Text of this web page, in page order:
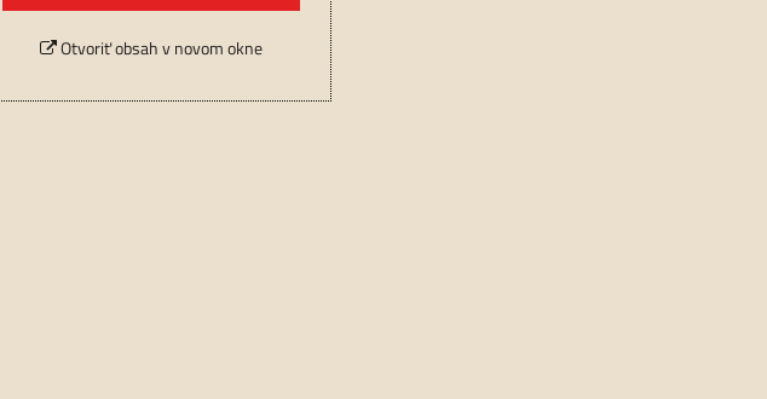
Otvoriť obsah v novom okne